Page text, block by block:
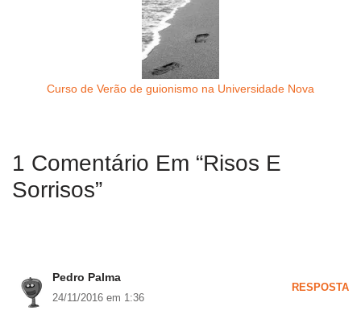
Curso de Verão de guionismo na Universidade Nova
1 Comentário Em “Risos E
Sorrisos”
Pedro Palma
24/11/2016 em 1:36
RESPOSTA